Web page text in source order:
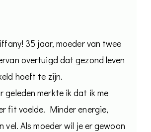
35 jaar, moeder van twee
overtuigd dat gezond leven
hoeft te zijn.
geleden merkte ik dat ik me
fit voelde. Minder energie,
vel. Als moeder wil je er gewoon